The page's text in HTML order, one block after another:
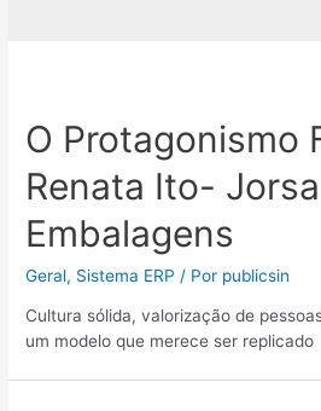
O Protagonismo
Renata Ito- Jorsa
Embalagens
Geral, Sistema ERP / Por publicsin
Cultura sólida, valorização de
um modelo que merece ser replicado